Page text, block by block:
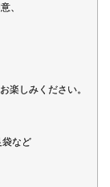
、
楽しみください。
袋など